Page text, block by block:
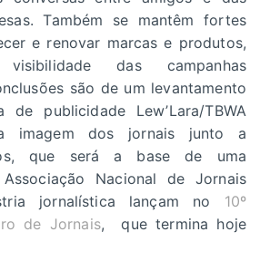
Também se mantêm fortes
e renovar marcas e produtos,
das campanhas
são de um levantamento
publicidade Lew’Lara/TBWA
imagem dos jornais junto a
que será a base de uma
Nacional de Jornais
jornalística lançam no 10º
de Jornais, que termina hoje